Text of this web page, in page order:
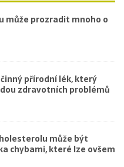
může prozradit mnoho o
přírodní lék, který
zdravotních problémů
může být
chybami, které lze ovšem